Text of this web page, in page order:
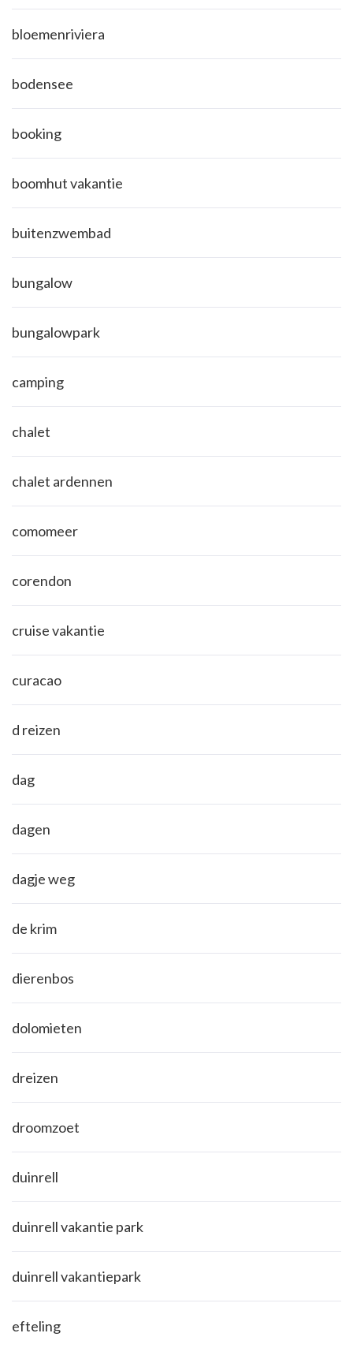
bloemenriviera
bodensee
booking
boomhut vakantie
buitenzwembad
bungalow
bungalowpark
camping
chalet
chalet ardennen
comomeer
corendon
cruise vakantie
curacao
d reizen
dag
dagen
dagje weg
de krim
dierenbos
dolomieten
dreizen
droomzoet
duinrell
duinrell vakantie park
duinrell vakantiepark
efteling